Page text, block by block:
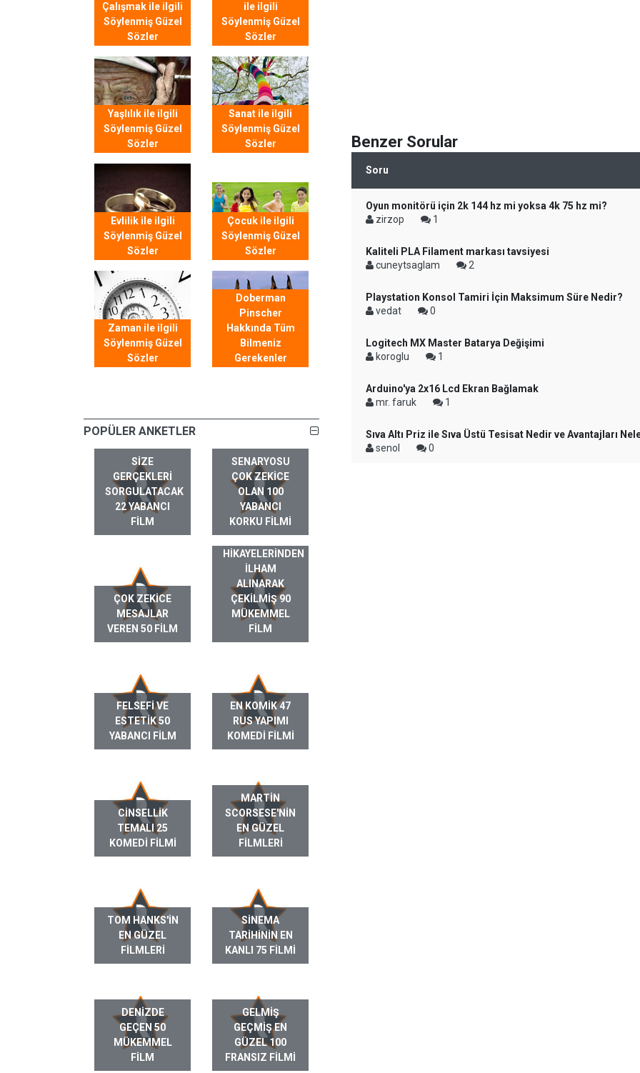
Çalışmak ile ilgili
Söylenmiş Güzel
Sözler
ile ilgili
Söylenmiş Güzel
Sözler
Yaşlılık ile ilgili
Söylenmiş Güzel
Sözler
Sanat ile ilgili
Söylenmiş Güzel
Sözler
Evlilik ile ilgili
Söylenmiş Güzel
Sözler
Çocuk ile ilgili
Söylenmiş Güzel
Sözler
Zaman ile ilgili
Söylenmiş Güzel
Sözler
Doberman
Pinscher
Hakkında Tüm
Bilmeniz
Gerekenler
POPÜLER ANKETLER
SIZE
GERÇEKLERI
SORGULATACAK
22 YABANCI
FILM
SENARYOSU
ÇOK ZEKICE
OLAN 100
YABANCI
KORKU FILMI
ÇOK ZEKICE
MESAJLAR
VEREN 50 FILM
GERÇEK HAYAT
HIKAYELERINDEN
ILHAM
ALINARAK
ÇEKILMIŞ 90
MÜKEMMEL
FILM
FELSEFI VE
ESTETIK 50
YABANCI FILM
EN KOMIK 47
RUS YAPIMI
KOMEDI FILMI
CINSELLIK
TEMALI 25
KOMEDI FILMI
MARTIN
SCORSESE'NIN
EN GÜZEL
FILMLERI
TOM HANKS'IN
EN GÜZEL
FILMLERI
SINEMA
TARIHININ EN
KANLI 75 FILMI
DENIZDE
GEÇEN 50
MÜKEMMEL
FILM
GELMIŞ
GEÇMIŞ EN
GÜZEL 100
FRANSIZ FILMI
Benzer Sorular
Soru
Oyun monitörü için 2k 144 hz mi yoksa 4k 75 hz mi?
zirzop
1
Kaliteli PLA Filament markası tavsiyesi
cuneytsaglam
2
Playstation Konsol Tamiri İçin Maksimum Süre Nedir?
vedat
0
Logitech MX Master Batarya Değişimi
koroglu
1
Arduino'ya 2x16 Lcd Ekran Bağlamak
mr. faruk
1
Sıva Altı Priz ile Sıva Üstü Tesisat Nedir ve Avantajları
senol
0